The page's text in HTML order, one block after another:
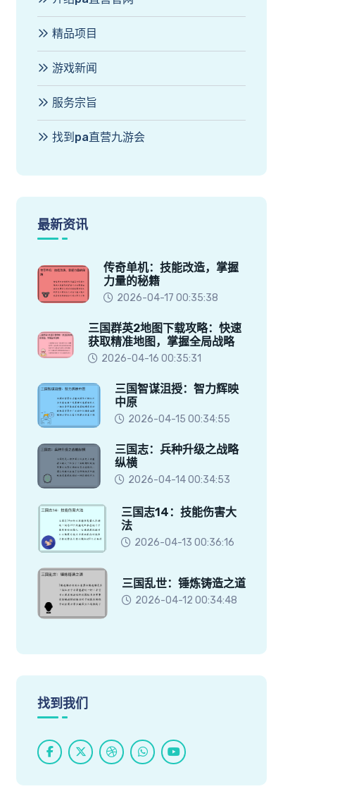
精品项目
游戏新闻
服务宗旨
找到pa直营九游会
最新资讯
传奇单机：技能改造，掌握
力量的秘籍
2026-04-17 00:35:38
三国群英2地图下载攻略：快速
获取精准地图，掌握全局战略
2026-04-16 00:35:31
三国智谋沮授：智力辉映
中原
2026-04-15 00:34:55
三国志：兵种升级之战略
纵横
2026-04-14 00:34:53
三国志14：技能伤害大
法
2026-04-13 00:36:16
三国乱世：锤炼铸造之道
2026-04-12 00:34:48
找到我们